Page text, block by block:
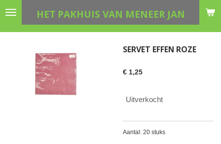
Ga
HET PAKHUIS VAN MENEER JAN
SERVET EFFEN ROZE
€ 1,25
Uitverkocht
Aantal: 20 stuks